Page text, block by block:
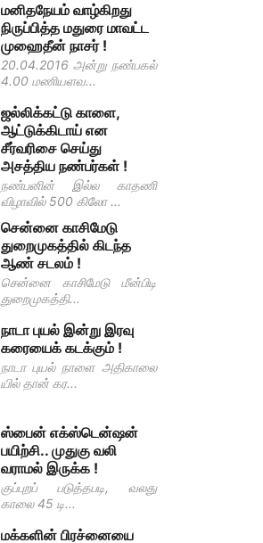
மனிதநேயம் வாழ்கிறது
நிருப்பித்த மதுரை மாவட்ட
முஹைதீன் நாசர் !
20.04.2016 அன்று நண்பகல்
4.00 மணியளவ...
ஜல்லிக்கட்டு காளை,
ஆட்டுக்கிடாய் என
சீர்வரிசை செய்து
அசத்திய நண்பர்கள் !
நண்பனின் இல்ல காதணி
விழாவில் 500 கிலோ ...
சென்னை காசிமேடு
துறைமுகத்தில் கிடந்த
ஆண் சடலம் !
சென்னை காசிமேடு மீன்பிடி
துறைமுகத்தி...
நாடா புயல் இன்று இரவு
கரையைக் கடக்கும் !
நாடா புயல் நாளை அதிகாலை
யில் தான் கர...
ஸ்பைன் எக்ஸ்டென்ஷன்
பயிற்சி.. முதுகு வலி
வராமல் இருக்க !
குப்புறப் படுத்தபடி, வலது
காலை 45 டி...
மக்களின் பிரச்னையை